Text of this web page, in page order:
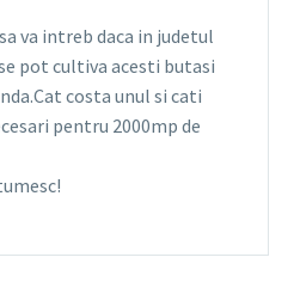
va intreb daca in judetul
pot cultiva acesti butasi
costa unul si cati
pentru 2000mp de